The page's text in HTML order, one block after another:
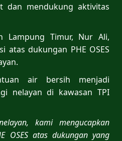
dan mendukung aktivitas
Lampung Timur, Nur Ali,
atas dukungan PHE OSES
air bersih menjadi
nelayan di kawasan TPI
kami mengucapkan
OSES atas dukungan yang